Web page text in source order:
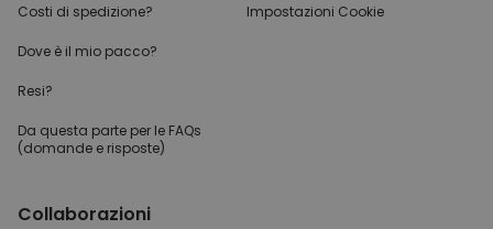
Costi di spedizione?
Dove è il mio pacco?
Resi?
Da questa parte per le FAQs
(domande e risposte)
Impostazioni Cookie
Collaborazioni